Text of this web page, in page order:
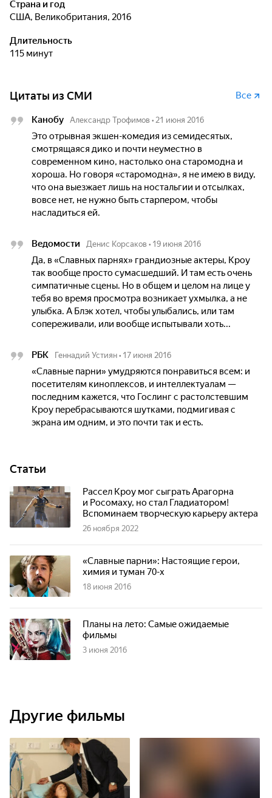
Страна и год
США, Великобритания, 2016
Длительность
115 минут
Цитаты из СМИ Все
Канобу Александр Трофимов • 21 июня 2016
Это отрывная экшен-комедия из семидесятых,
смотрящаяся дико и почти неуместно в
современном кино, настолько она старомодна и
хороша. Но говоря «старомодна», я не имею в виду,
что она выезжает лишь на ностальгии и отсылках,
вовсе нет, не нужно быть старпером, чтобы
насладиться ей.
Ведомости Денис Корсаков • 19 июня 2016
Да, в «Славных парнях» грандиозные актеры, Кроу
так вообще просто сумасшедший. И там есть очень
симпатичные сцены. Но в общем и целом на лице у
тебя во время просмотра возникает ухмылка, а не
улыбка. А Блэк хотел, чтобы улыбались, или там
сопереживали, или вообще испытывали хоть...
РБК Геннадий Устиян • 17 июня 2016
«Славные парни» умудряются понравиться всем: и
посетителям киноплексов, и интеллектуалам —
последним кажется, что Гослинг с растолстевшим
Кроу перебрасываются шутками, подмигивая с
экрана им одним, и это почти так и есть.
Статьи
Рассел Кроу мог сыграть Арагорна
и Росомаху, но стал Гладиатором!
Вспоминаем творческую карьеру актера
26 ноября 2022
«Славные парни»: Настоящие герои,
химия и туман 70-х
18 июня 2016
Планы на лето: Cамые ожидаемые
фильмы
3 июня 2016
Другие фильмы